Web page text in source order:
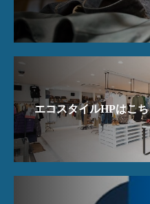
エコスタイルHPはこ